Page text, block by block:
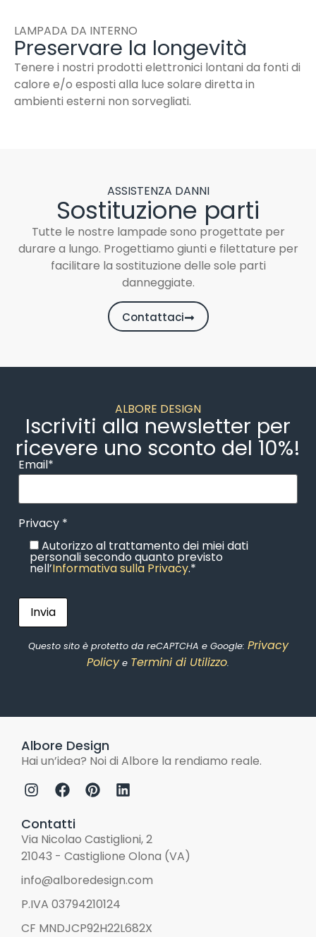
LAMPADA DA INTERNO
Preservare la longevità
Tenere i nostri prodotti elettronici lontani da fonti di
calore e/o esposti alla luce solare diretta in
ambienti esterni non sorvegliati.
ASSISTENZA DANNI
Sostituzione parti
Tutte le nostre lampade sono progettate per
durare a lungo. Progettiamo giunti e filettature per
facilitare la sostituzione delle sole parti
danneggiate.
Contattaci
ALBORE DESIGN
Iscriviti alla newsletter per
ricevere uno sconto del 10%!
Email*
Privacy *
Autorizzo al trattamento dei miei dati
personali secondo quanto previsto
nell’Informativa sulla Privacy.*
Questo sito è protetto da reCAPTCHA e Google: Privacy
Policye Termini di Utilizzo.
Albore Design
Hai un’idea? Noi di Albore la rendiamo reale.
Contatti
Via Nicolao Castiglioni, 2
21043 - Castiglione Olona (VA)
info@alboredesign.com
P.IVA 03794210124
CF MNDJCP92H22L682X